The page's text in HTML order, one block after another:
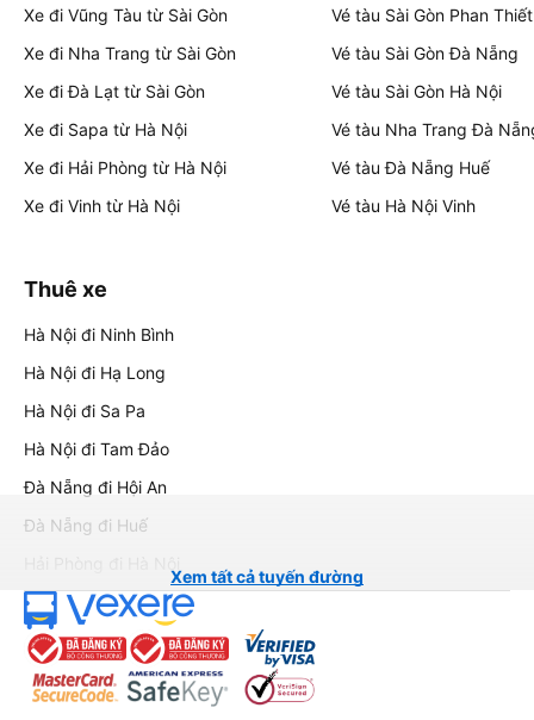
Xe đi Vũng Tàu từ Sài Gòn
Xe đi Nha Trang từ Sài Gòn
Xe đi Đà Lạt từ Sài Gòn
Xe đi Sapa từ Hà Nội
Xe đi Hải Phòng từ Hà Nội
Xe đi Vinh từ Hà Nội
Vé tàu Sài Gòn Phan Thiết
Vé tàu Sài Gòn Đà Nẵng
Vé tàu Sài Gòn Hà Nội
Vé tàu Nha Trang Đà
Vé tàu Đà Nẵng Huế
Vé tàu Hà Nội Vinh
Thuê xe
Hà Nội đi Ninh Bình
Hà Nội đi Hạ Long
Hà Nội đi Sa Pa
Hà Nội đi Tam Đảo
Đà Nẵng đi Hội An
Đà Nẵng đi Huế
Xem tất cả tuyến đường